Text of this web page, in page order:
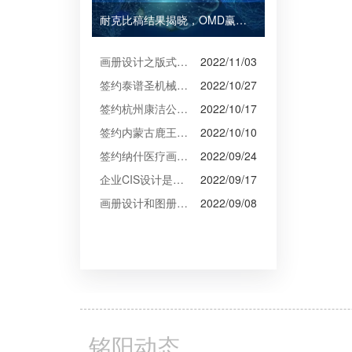
耐克比稿结果揭晓，OMD赢得Burberry全球媒介业务（转自广告狂人日报）
2022/11/03
画册设计之版式设计
2022/10/27
签约泰谱圣机械产品摄影、宣传册设计
2022/10/17
签约杭州康洁公司摄影、产品摄影、画册设计制作
2022/10/10
签约内蒙古鹿王羊绒有限公司宣传册制作
2022/09/24
签约纳什医疗画册设计
2022/09/17
企业CIS设计是企业文化的的体现
2022/09/08
画册设计和图册设计中的产品摄影
铭阳动态